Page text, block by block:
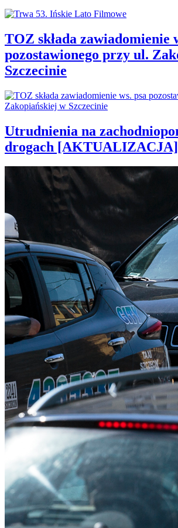
TOZ składa zawiadomienie
pozostawionego przy ul.
Szczecinie
Utrudnienia na
drogach [AKTUALIZACJA]